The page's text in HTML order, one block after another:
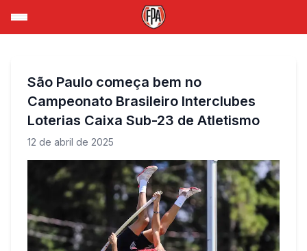
São Paulo começa bem no
Campeonato Brasileiro Interclubes
Loterias Caixa Sub-23 de Atletismo
12 de abril de 2025